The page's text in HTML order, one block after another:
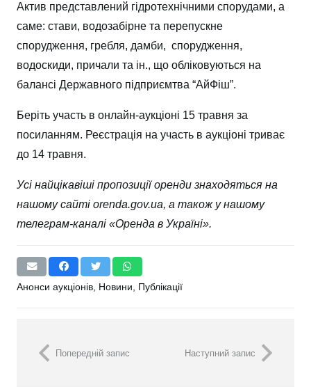
Актив представлений гідротехнічними спорудами, а
саме: стави, водозабірне та перепускне
спорудження, гребля, дамби, спорудження,
водоскиди, причали та ін., що обліковуються на
балансі Державного підприємтва “АйФіш”.
Беріть участь в онлайн-аукціоні 15 травня за
посиланням. Реєстрація на участь в аукціоні триває
до 14 травня.
Усі найцікавіші пропозиції оренди знаходяться на
нашому сайті orenda.gov.ua, а також у нашому
телеграм-каналі «Оренда в Україні».
Анонси аукціонів, Новини, Публікації
Попередній запис Наступний запис